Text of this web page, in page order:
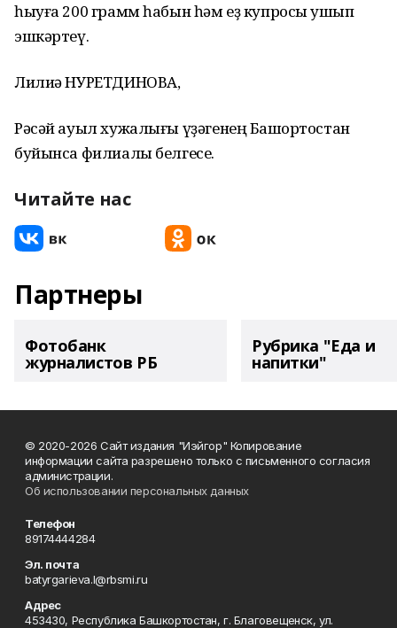
һыуға 200 грамм һабын һәм еҙ купросы ҡушып
эшкәртеү.
Лилиә НУРЕТДИНОВА,
Рәсәй ауыл хужалығы үҙәгенең Башҡортостан
буйынса филиалы белгесе.
Читайте нас
Партнеры
Фотобанк
журналистов РБ
Рубрика "Еда и
напитки"
© 2020-2026 Сайт издания "Иэйгор" Копирование
информации сайта разрешено только с письменного согласия
администрации.
Об использовании персональных данных
Телефон
89174444284
Эл. почта
batyrgarieva.l@rbsmi.ru
Адрес
453430, Республика Башкортостан, г. Благовещенск, ул.